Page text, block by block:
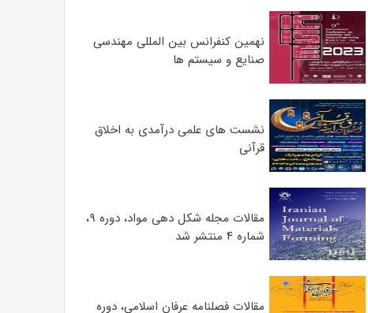
نهمین کنفرانس بین المللی مهندسی
صنایع و سیستم­ ها
نشست های علمی درآمدی به اخلاق
قرآنی
مقالات مجله شکل دهی مواد، دوره ۹،
شماره ۴ منتشر شد
مقالات فصلنامه عرفان اسلامی، دوره